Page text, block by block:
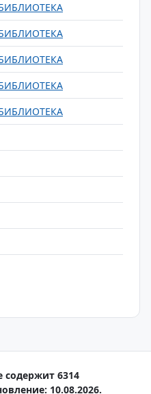
содержит 6314
10.08.2026.